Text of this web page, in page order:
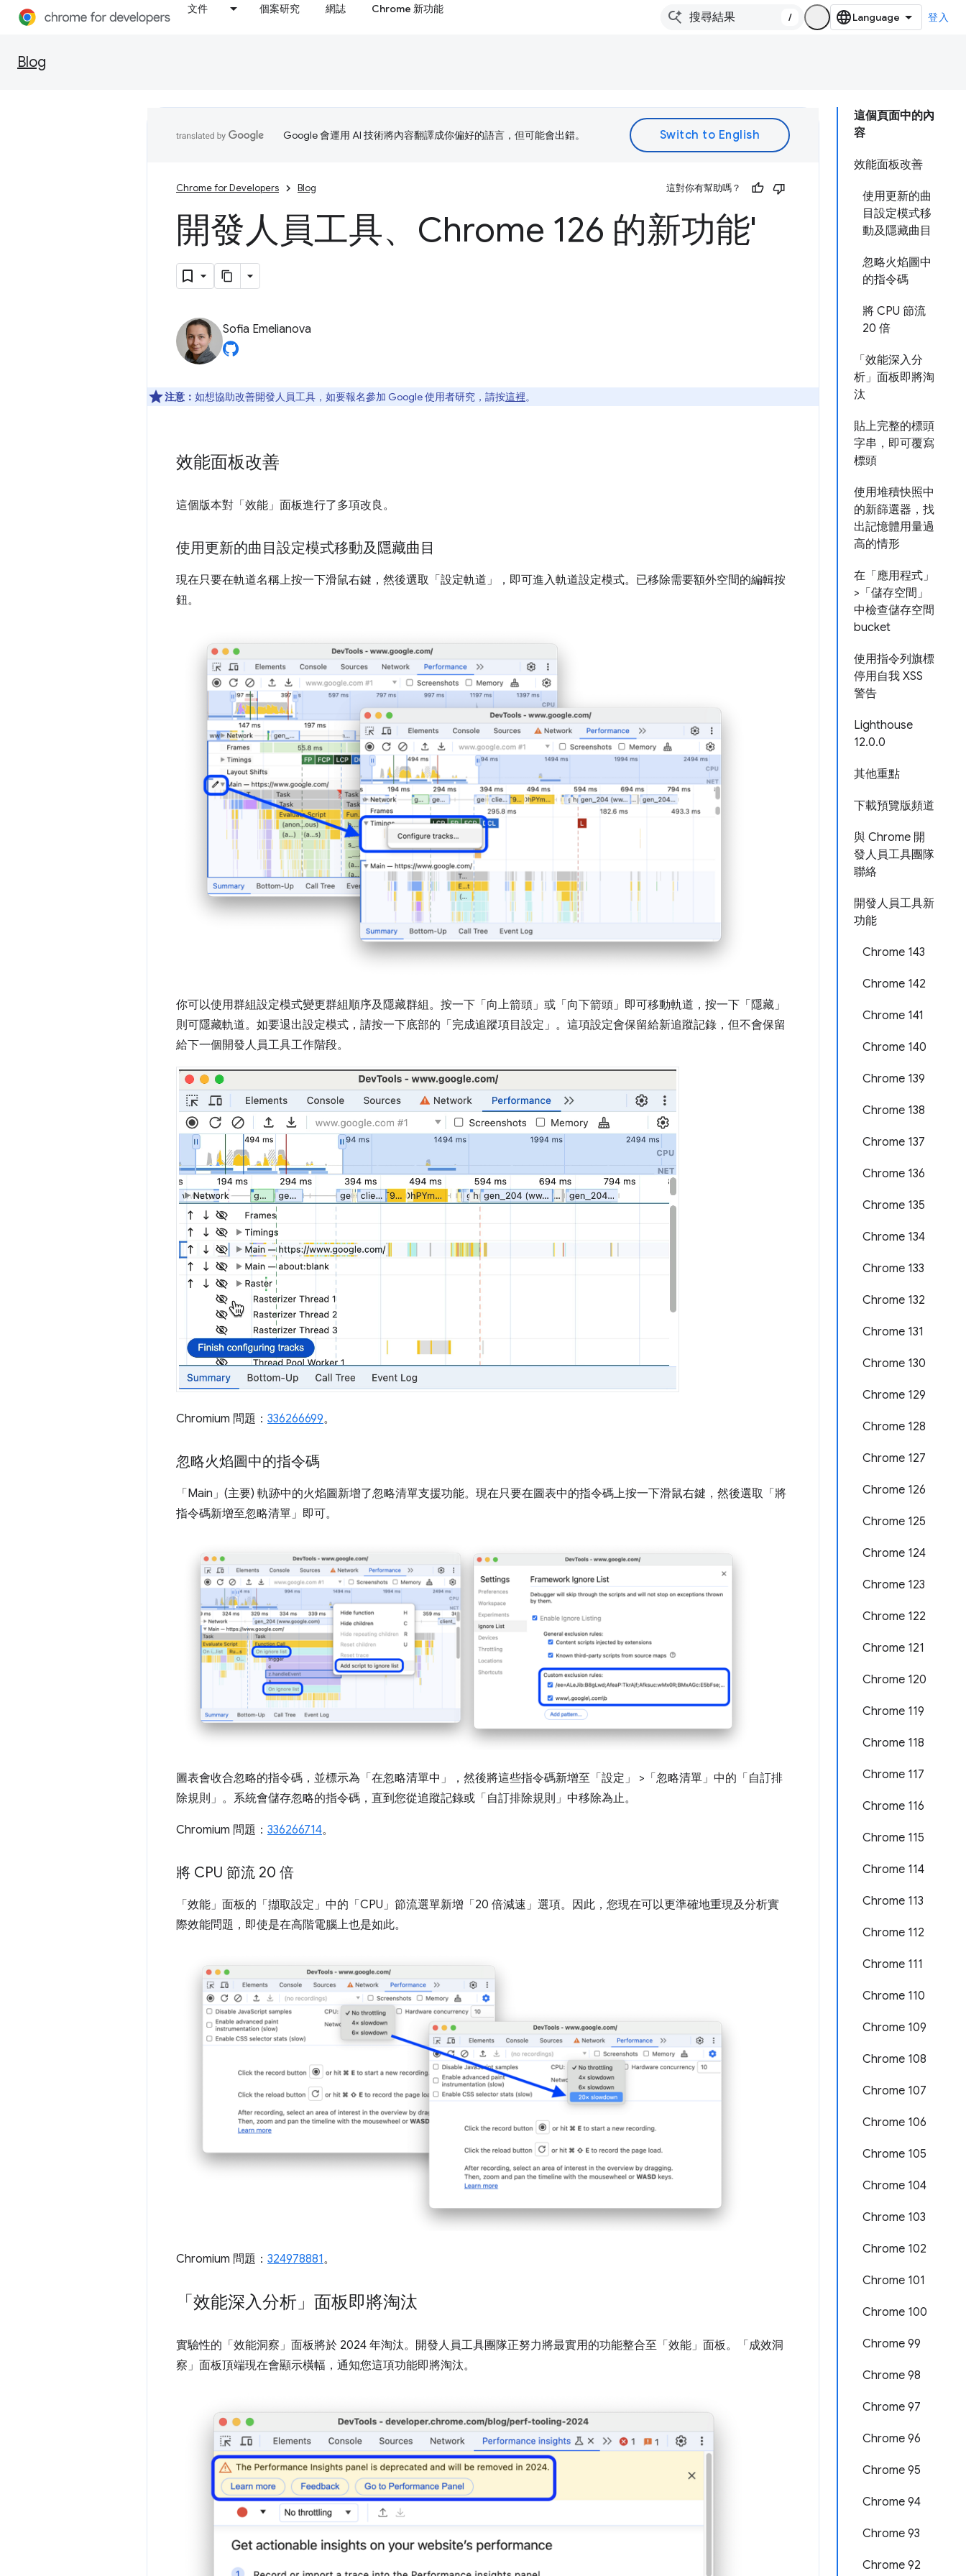
文件 個案研究 網誌 Chrome 新功能
/ 登入
Blog
這個頁面中的內
容
效能面板改善
使用更新的曲
目設定模式移
動及隱藏曲目
忽略火焰圖中
的指令碼
將 CPU 節流
20 倍
「效能深入分
析」面板即將淘
汰
貼上完整的標頭
字串，即可覆寫
標頭
使用堆積快照中
的新篩選器，找
出記憶體用量過
高的情形
在「應用程式」
>「儲存空間」
中檢查儲存空間
bucket
使用指令列旗標
停用自我 XSS
警告
Lighthouse
12.0.0
其他重點
下載預覽版頻道
與 Chrome 開
發人員工具團隊
聯絡
開發人員工具新
功能
Chrome 143
Chrome 142
Chrome 141
Chrome 140
Chrome 139
Chrome 138
Chrome 137
Chrome 136
Chrome 135
Chrome 134
Chrome 133
Chrome 132
Chrome 131
Chrome 130
Chrome 129
Chrome 128
Chrome 127
Chrome 126
Chrome 125
Chrome 124
Chrome 123
Chrome 122
Chrome 121
Chrome 120
Chrome 119
Chrome 118
Chrome 117
Chrome 116
Chrome 115
Chrome 114
Chrome 113
Chrome 112
Chrome 111
Chrome 110
Chrome 109
Chrome 108
Chrome 107
Chrome 106
Chrome 105
Chrome 104
Chrome 103
Chrome 102
Chrome 101
Chrome 100
Chrome 99
Chrome 98
Chrome 97
Chrome 96
Chrome 95
Chrome 94
Chrome 93
Chrome 92
Google 會運用 AI 技術將內容翻譯成你偏好的語言，但可能會出錯。
Chrome for Developers Blog 這對你有幫助嗎？
開發人員工具、Chrome 126 的新功能'
Sofia Emelianova
注意： 如想協助改善開發人員工具，如要報名參加 Google 使用者研究，請按這裡。
效能面板改善
這個版本對「效能」 面板進行了多項改良。
使用更新的曲目設定模式移動及隱藏曲目
現在只要在軌道名稱上按一下滑鼠右鍵，然後選取「設定軌道」
，即可進入軌道設定模式。已移除需要額外空間的編輯按
鈕。
你可以使用群組設定模式變更群組順序及隱藏群組。按一下「向上箭頭」 或「向下箭頭」 即可移動軌道，按一下「隱藏」
則可隱藏軌道。如要退出設定模式，請按一下底部的「完成追蹤項目設定」 。這項設定會保留給新追蹤記錄，但不會保留
給下一個開發人員工具工作階段。
Chromium 問題： 336266699。
忽略火焰圖中的指令碼
「Main」(主要) 軌跡中的火焰圖新增了忽略清單支援功能。現在只要在圖表中的指令碼上按一下滑鼠右鍵，然後選取「將
指令碼新增至忽略清單」 即可。
圖表會收合忽略的指令碼，並標示為「在忽略清單中」 ，然後將這些指令碼新增至「設定」 >「忽略清單」 中的「自訂排
除規則」 。系統會儲存忽略的指令碼，直到您從追蹤記錄或「自訂排除規則」 中移除為止。
Chromium 問題： 336266714。
將 CPU 節流 20 倍
「效能」面板的「擷取設定」 中的「CPU」節流選單新增「20 倍減速」 選項。因此，您現在可以更準確地重現及分析實
際效能問題，即使是在高階電腦上也是如此。
Chromium 問題： 324978881。
「效能深入分析」面板即將淘汰
實驗性的「效能洞察」 面板將於 2024 年淘汰。開發人員工具團隊正努力將最實用的功能整合至「效能」 面板。「成效洞
察」 面板頂端現在會顯示橫幅，通知您這項功能即將淘汰。